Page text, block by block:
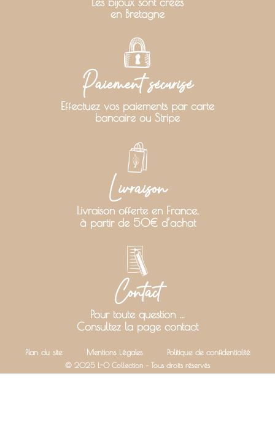
en Bretagne
Paiement sécurisé
Effectuez vos paiements par carte
bancaire ou Stripe
Livraison
Livraison offerte en France,
à partir de 50€ d’achat
Contact
Pour toute question …
Consultez la page contact
Plan du site Mentions Légales Politique de confidentialité
© 2025 L-O Collection – Tous droits réservés